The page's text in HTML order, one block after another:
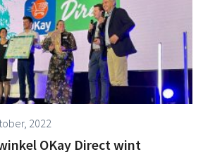
2022
OKay Direct wint